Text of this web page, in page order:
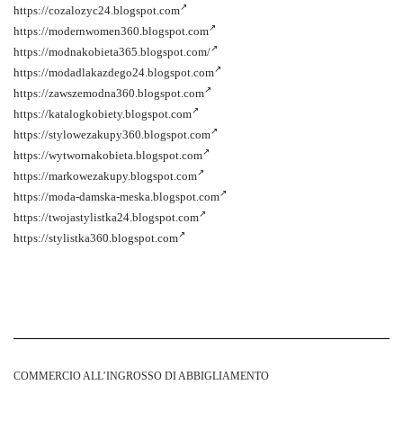
https://cozalozyc24.blogspot.com
https://modernwomen360.blogspot.com
https://modnakobieta365.blogspot.com/
https://modadlakazdego24.blogspot.com
https://zawszemodna360.blogspot.com
https://katalogkobiety.blogspot.com
https://stylowezakupy360.blogspot.com
https://wytwornakobieta.blogspot.com
https://markowezakupy.blogspot.com
https://moda-damska-meska.blogspot.com
https://twojastylistka24.blogspot.com
https://stylistka360.blogspot.com
COMMERCIO ALL’INGROSSO DI ABBIGLIAMENTO